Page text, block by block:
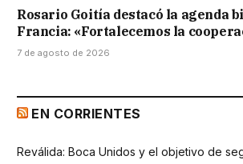
Rosario Goitía destacó la agenda
Francia: «Fortalecemos la
7 de agosto de 2026
EN CORRIENTES
Reválida: Boca Unidos y el objetivo de